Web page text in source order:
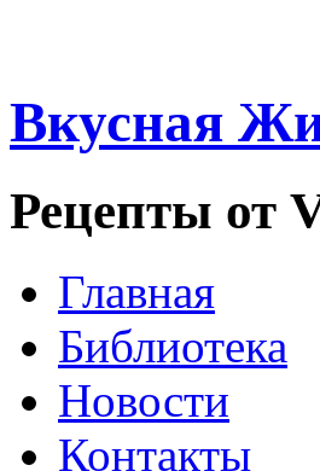
Вкусная
Рецепты от
Главная
Библиотека
Новости
Контакты